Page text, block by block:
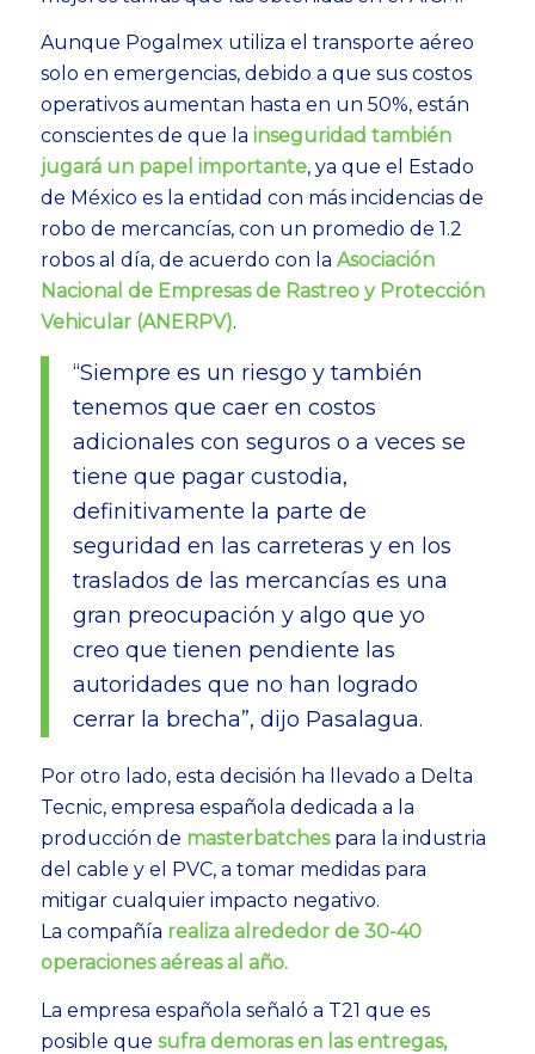
Aunque Pogalmex utiliza el transporte aéreo
solo en emergencias, debido a que sus costos
operativos aumentan hasta en un 50%, están
conscientes de que la inseguridad también
jugará un papel importante, ya que el Estado
de México es la entidad con más incidencias de
robo de mercancías, con un promedio de 1.2
robos al día, de acuerdo con la Asociación
Nacional de Empresas de Rastreo y Protección
Vehicular (ANERPV).
“Siempre es un riesgo y también
tenemos que caer en costos
adicionales con seguros o a veces se
tiene que pagar custodia,
definitivamente la parte de
seguridad en las carreteras y en los
traslados de las mercancías es una
gran preocupación y algo que yo
creo que tienen pendiente las
autoridades que no han logrado
cerrar la brecha”, dijo Pasalagua.
Por otro lado, esta decisión ha llevado a Delta
Tecnic, empresa española dedicada a la
producción de masterbatchespara la industria
del cable y el PVC, a tomar medidas para
mitigar cualquier impacto negativo.
La compañía realiza alrededor de 30-40
operaciones aéreas al año.
La empresa española señaló a T21 que es
posible que sufra demoras en las entregas,